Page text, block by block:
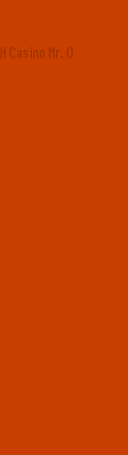
Casino Mr. O